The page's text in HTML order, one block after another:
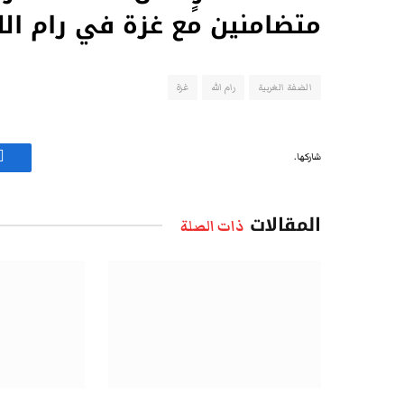
متضامنين مع غزة في رام
الضفة الغربية رام الله غزة
شاركها.
المقالات ذات الصلة